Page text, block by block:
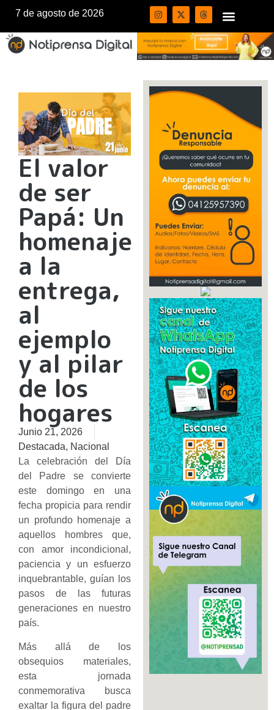
7 de agosto de 2026
El valor
de ser
Papá: Un
homenaje
a la
entrega,
al
ejemplo
y al pilar
de los
hogares
Junio 21, 2026
Destacada, Nacional
La celebración del Día
del Padre se convierte
este domingo en una
fecha propicia para rendir
un profundo homenaje a
aquellos hombres que,
con amor incondicional,
paciencia y un esfuerzo
inquebrantable, guían los
pasos de las futuras
generaciones en nuestro
país.
Más allá de los
obsequios materiales,
esta jornada
conmemorativa busca
exaltar la figura del padre